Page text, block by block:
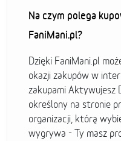
Na czym polega
FaniMani.pl?
Dzięki FaniMani.pl
okazji zakupów w
zakupami Aktywujesz
określony na stronie
organizacji, którą
wygrywa - Ty masz